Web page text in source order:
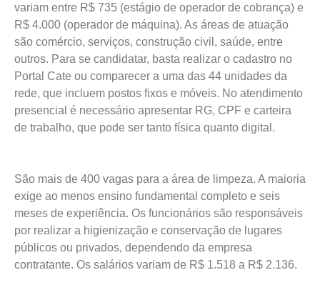
variam entre R$ 735 (estágio de operador de cobrança) e
R$ 4.000 (operador de máquina). As áreas de atuação
são comércio, serviços, construção civil, saúde, entre
outros. Para se candidatar, basta realizar o cadastro no
Portal Cate ou comparecer a uma das 44 unidades da
rede, que incluem postos fixos e móveis. No atendimento
presencial é necessário apresentar RG, CPF e carteira
de trabalho, que pode ser tanto física quanto digital.
São mais de 400 vagas para a área de limpeza. A maioria
exige ao menos ensino fundamental completo e seis
meses de experiência. Os funcionários são responsáveis
por realizar a higienização e conservação de lugares
públicos ou privados, dependendo da empresa
contratante. Os salários variam de R$ 1.518 a R$ 2.136.